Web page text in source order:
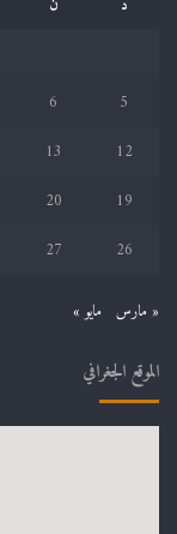
د
ن
5
6
12
13
19
20
26
27
« مارس مايو »
الموقع الجغرافي